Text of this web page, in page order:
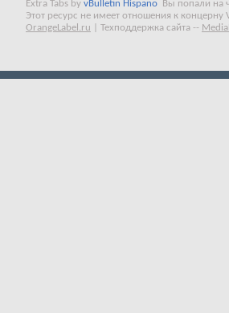
Extra Tabs by vBulletin Hispano
Вы попали на
Этот ресурс не имеет отношения к концерну
OrangeLabel.ru
Техподдержка сайта --